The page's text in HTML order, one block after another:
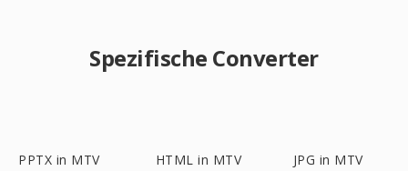
Spezifische Converter
PPTX in MTV HTML in MTV JPG in MTV